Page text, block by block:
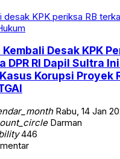
Kembali Desak KPK
DPR RI Dapil Sultra
Korupsi Proyek
Rabu, 14 Jan
Darman
446